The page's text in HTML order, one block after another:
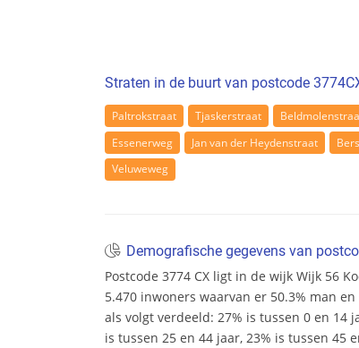
Straten in de buurt van postcode
Paltrokstraat Tjaskerstraat
Essenerweg
Jan van der Heydenstraat
Veluweweg
Demografische gegevens van
Postcode 3774 CX ligt in de wijk Wijk 56
5.470 inwoners waarvan er 50.3% man
als volgt verdeeld: 27% is tussen 0 en 14
is tussen 25 en 44 jaar, 23% is tussen 45